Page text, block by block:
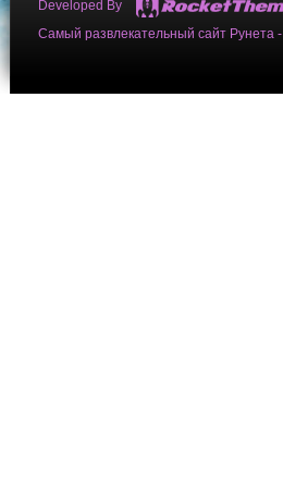
Developed By
Самый развлекательный сайт Рунета -